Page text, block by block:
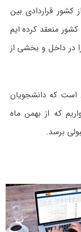
قراردادی بین
منعقد کرده ایم
در داخل و بخشی از
است که دانشجویان
که از بهمن ماه
برسد.